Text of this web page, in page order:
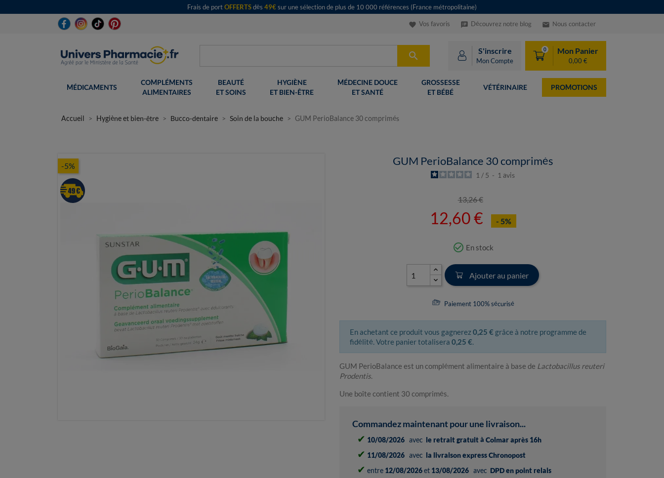
Frais de portOFFERTSdès 49€sur une sélection de plus de 10 000 références (France métropolitaine)
favorite Vos favoris speaker_notes Découvrez notre blog email Nous contacter
 S'inscrire
Mon Compte
0 Mon Panier
0,00 €
MÉDICAMENTS
COMPLÉMENTS
ALIMENTAIRES
BEAUTÉ
ET SOINS
HYGIÈNE
ET BIEN-ÊTRE
MÉDECINE DOUCE
ET SANTÉ
GROSSESSE
ET BÉBÉ
VÉTÉRINAIRE PROMOTIONS
Accueil Hygiène et bien-être Bucco-dentaire Soin de la bouche GUM PerioBalance 30 comprimés
-5% GUM PerioBalance 30 comprimés
1 / 5 - 1 avis
13,26 €
12,60 € - 5%
check_circle_outline En stock
Ajouter au panier
Paiement 100% sécurisé
En achetant ce produit vous gagnerez0,25 € grâce à notre programme de
fidélité. Votre panier totalisera 0,25 €.
GUM PerioBalance est un complément alimentaire à base de Lactobacillus reuteri
Prodentis.
Une boîte contient 30 comprimés.
Commandez maintenant pour une livraison...
✔ 10/08/2026 avec le retrait gratuit à Colmar après 16h
✔ 11/08/2026 avec la livraison express Chronopost
✔ entre 12/08/2026et 13/08/2026 avec DPD en point relais